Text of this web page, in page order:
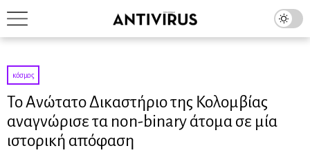
κόσμος
Το Ανώτατο Δικαστήριο της Κολομβίας
αναγνώρισε τα non-binary άτομα σε μία
ιστορική απόφαση